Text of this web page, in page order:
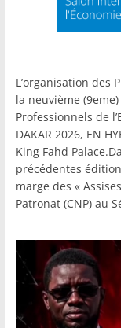
L’organisation des
la neuvième
Professionnels de
DAKAR 2026, EN
King Fahd
précédentes
marge des «
Patronat (CNP) au